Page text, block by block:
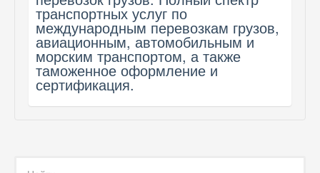
транспортных услуг по
международным перевозкам грузов,
авиационным, автомобильным и
морским транспортом, а также
таможенное оформление и
сертификация.